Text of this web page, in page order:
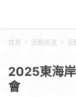
首頁 活動訊息 活
2025東海
會